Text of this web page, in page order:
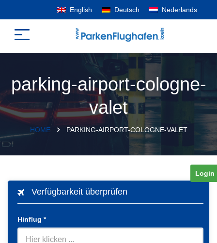
English Deutsch Nederlands
parking-airport-cologne-
valet
HOME PARKING-AIRPORT-COLOGNE-VALET
Verfügbarkeit überprüfen
Hinflug *
Login